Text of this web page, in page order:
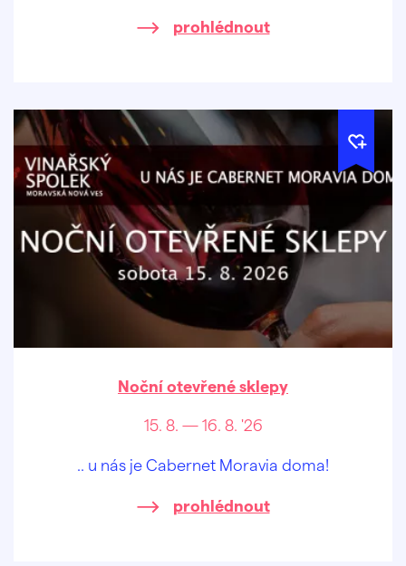
prohlédnout
Noční otevřené sklepy
15. 8. — 16. 8. '26
.. u nás je Cabernet Moravia doma!
prohlédnout